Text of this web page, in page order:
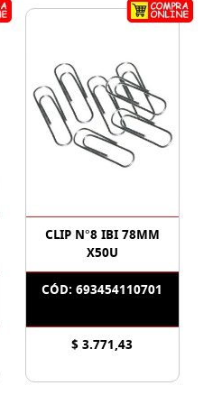
CLIP N°8 IBI 78MM
X50U
CÓD: 693454110701
$ 3.771,43